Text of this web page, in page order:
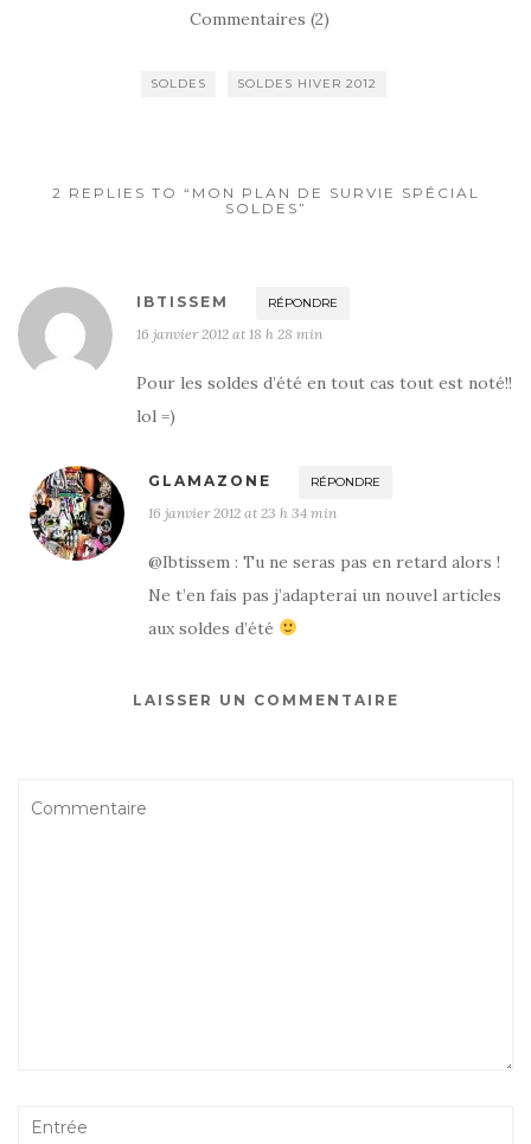
Commentaires (2)
SOLDES SOLDES HIVER 2012
2 REPLIES TO “MON PLAN DE SURVIE SPÉCIAL
SOLDES”
IBTISSEM RÉPONDRE
16 janvier 2012 at 18 h 28 min
Pour les soldes d’été en tout cas tout est noté!!
lol =)
GLAMAZONE RÉPONDRE
16 janvier 2012 at 23 h 34 min
@Ibtissem : Tu ne seras pas en retard alors !
Ne t’en fais pas j’adapterai un nouvel articles
aux soldes d’été
LAISSER UN COMMENTAIRE